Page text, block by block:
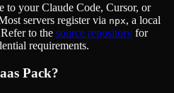
to your Claude Code, Cursor, or
servers register via npx, a local
to the source repository for
requirements.
Pack?